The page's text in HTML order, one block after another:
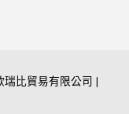
瑞比貿易有限公司 |